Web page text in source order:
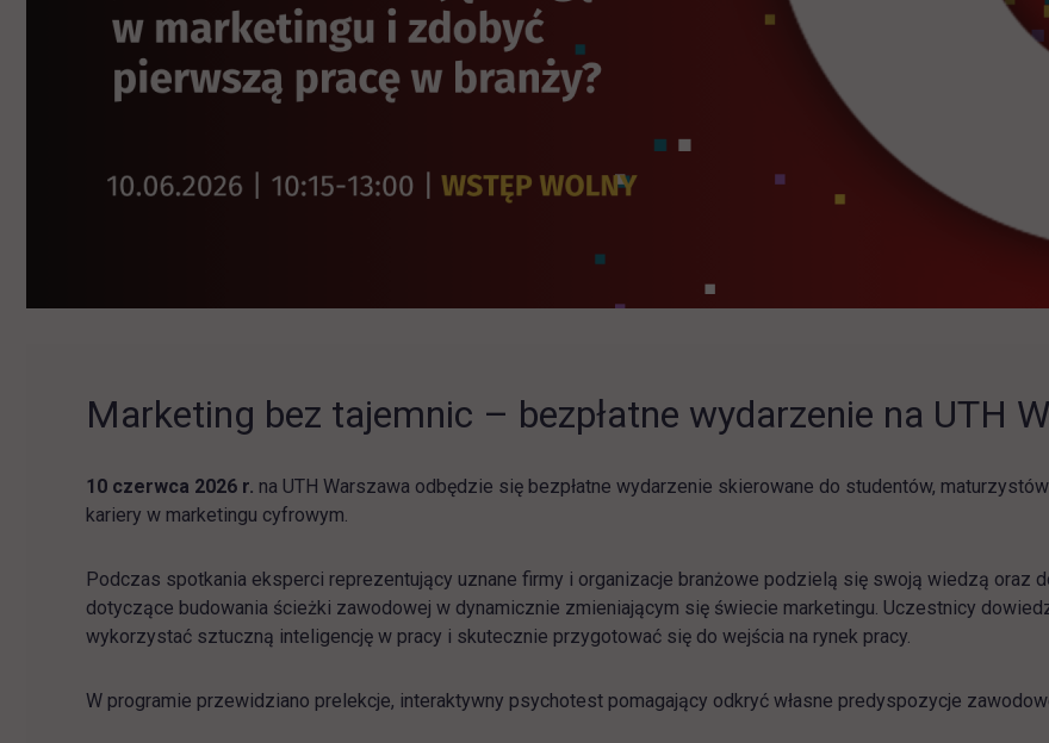
Marketing bez tajemnic – bezpłatne wydarzenie na UTH
10 czerwca 2026 r. na UTH Warszawa odbędzie się bezpłatne wydarzenie skierowane do studentów,
kariery w marketingu cyfrowym.
Podczas spotkania eksperci reprezentujący uznane firmy i organizacje branżowe podzielą się swoją wiedzą oraz
dotyczące budowania ścieżki zawodowej w dynamicznie zmieniającym się świecie marketingu. Uczestnicy
wykorzystać sztuczną inteligencję w pracy i skutecznie przygotować się do wejścia na rynek pracy.
W programie przewidziano prelekcje, interaktywny psychotest pomagający odkryć własne predyspozycje